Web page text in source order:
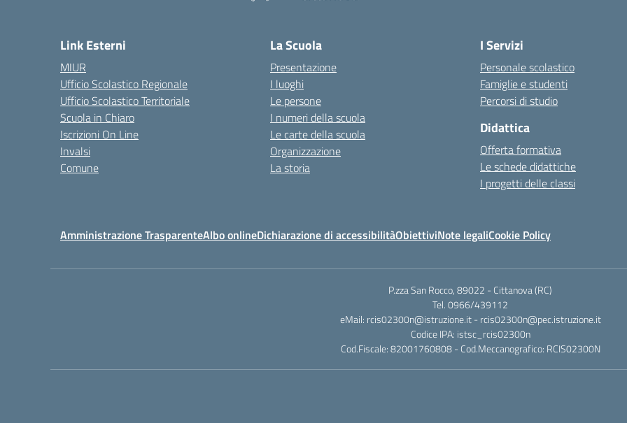
Link Esterni
MIUR
Ufficio Scolastico Regionale
Ufficio Scolastico Territoriale
Scuola in Chiaro
Iscrizioni On Line
Invalsi
Comune
La Scuola
Presentazione
I luoghi
Le persone
I numeri della scuola
Le carte della scuola
Organizzazione
La storia
I Servizi
Personale scolastico
Famiglie e studenti
Percorsi di studio
Didattica
Offerta formativa
Le schede didattiche
I progetti delle classi
Amministrazione TrasparenteAlbo onlineDichiarazione di accessibilitàObiettiviNote legaliCookie Policy
P.zza San Rocco, 89022 - Cittanova (RC)
Tel. 0966/439112
eMail: rcis02300n@istruzione.it - rcis02300n@pec.istruzione.it
Codice IPA: istsc_rcis02300n
Cod.Fiscale: 82001760808 - Cod.Meccanografico: RCIS02300N